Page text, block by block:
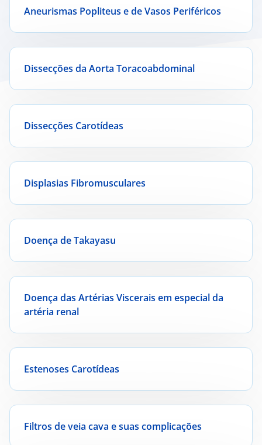
Aneurismas Popliteus e de Vasos Periféricos
Dissecções da Aorta Toracoabdominal
Dissecções Carotídeas
Displasias Fibromusculares
Doença de Takayasu
Doença das Artérias Viscerais em especial da
artéria renal
Estenoses Carotídeas
Filtros de veia cava e suas complicações